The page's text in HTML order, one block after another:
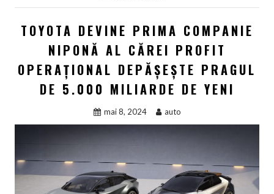
TOYOTA DEVINE PRIMA COMPANIE
NIPONĂ AL CĂREI PROFIT
OPERAŢIONAL DEPĂŞEŞTE PRAGUL
DE 5.000 MILIARDE DE YENI
mai 8, 2024 auto